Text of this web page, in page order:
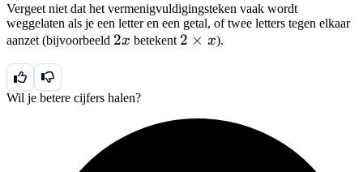
-6
3 = -6
Vergeet niet dat het vermenigvuldigingsteken vaak wordt
weggelaten als je een letter en een getal, of twee letters tegen elkaar
aanzet (bijvoorbeeld 2x
2x betekent 2
2 × x).
Wil je betere cijfers halen?